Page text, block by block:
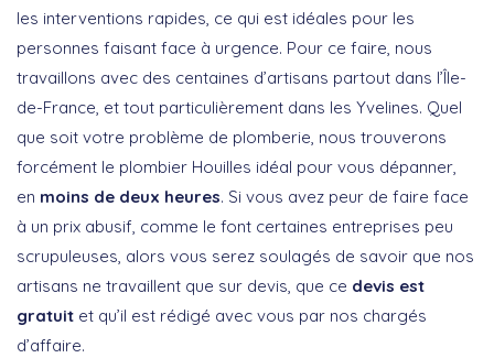
les interventions rapides, ce qui est idéales pour les
personnes faisant face à urgence. Pour ce faire, nous
travaillons avec des centaines d’artisans partout dans l’Île-
de-France, et tout particulièrement dans les Yvelines. Quel
que soit votre problème de plomberie, nous trouverons
forcément le plombier Houilles idéal pour vous dépanner,
en moins de deux heures. Si vous avez peur de faire face
à un prix abusif, comme le font certaines entreprises peu
scrupuleuses, alors vous serez soulagés de savoir que nos
artisans ne travaillent que sur devis, que ce devis est
gratuit et qu’il est rédigé avec vous par nos chargés
d’affaire.